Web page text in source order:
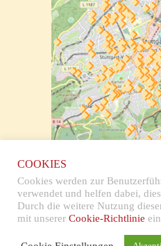
Impressum & Datenschutz
COOKIES
Cookies werden zur
verwendet und helfen dabei,
Durch die weitere Nutzung
mit unserer Cookie-Richtlinie